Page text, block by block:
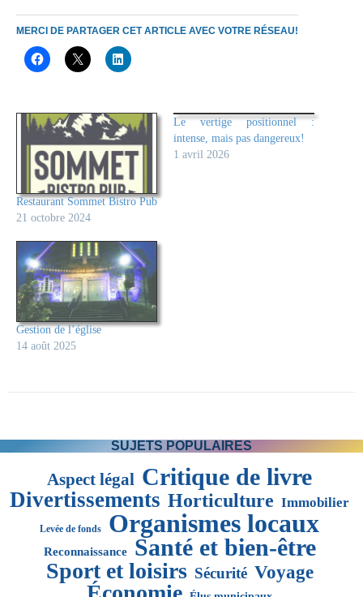
MERCI DE PARTAGER CET ARTICLE AVEC VOTRE RÉSEAU!
Restaurant Sommet Bistro Pub
21 octobre 2024
Le vertige positionnel :
intense, mais pas dangereux!
1 avril 2026
Gestion de l’église
14 août 2025
SUJETS POPULAIRES
Aspect légal Critique de livre
Divertissements Horticulture Immobilier
Levée de fonds Organismes locaux
Reconnaissance Santé et bien-être
Sport et loisirs Sécurité Voyage